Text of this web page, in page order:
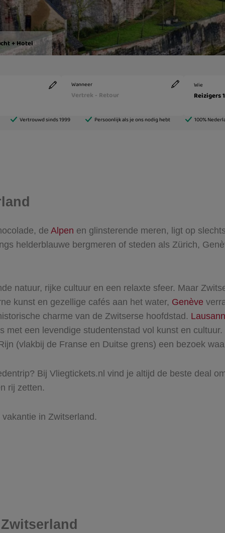
de Alpen en glinsterende meren, ligt op
helderblauwe bergmeren of steden als Zürich,
natuur, rijke cultuur en een relaxte sfeer. Maar
kunst en gezellige cafés aan het water, Genève
charme van de Zwitserse hoofdstad.
met een levendige studentenstad vol kunst en
(vlakbij de Franse en Duitse grens) een bezoek
Bij Vliegtickets.nl vind je altijd de beste deal
rij zetten.
vakantie in Zwitserland.